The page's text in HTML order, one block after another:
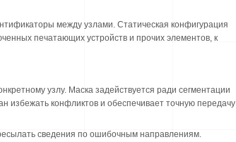
между узлами. Статическая конфигурация
печатающих устройств и прочих элементов, к
узлу. Маска задействуется ради сегментации
избежать конфликтов и обеспечивает точную передачу
сведения по ошибочным направлениям.